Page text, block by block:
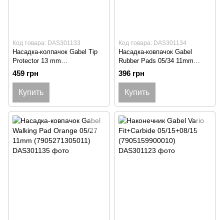
Код товара: DAS301133
Насадка-колпачок Gabel Tip
Protector 13 mm
(7905071301010)
459 грн
Купить
Код товара: DAS301134
Насадка-ковпачок Gabel
Rubber Pads 05/34 11mm
(7905341101010)
396 грн
Купить